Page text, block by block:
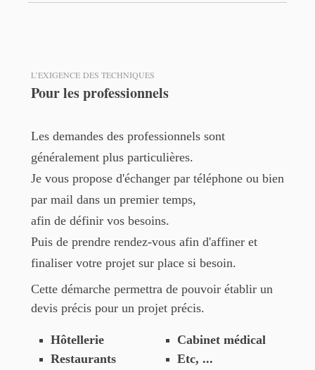
L’EXIGENCE DES TECHNIQUES
Pour les professionnels
Les demandes des professionnels sont
généralement plus particulières.
Je vous propose d'échanger par téléphone ou bien
par mail dans un premier temps,
afin de définir vos besoins.
Puis de prendre rendez-vous afin d'affiner et
finaliser votre projet sur place si besoin.
Cette démarche permettra de pouvoir établir un
devis précis pour un projet précis.
Hôtellerie
Restaurants
Cabinet médical
Etc, ...